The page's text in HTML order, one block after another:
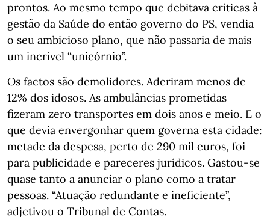
prontos. Ao mesmo tempo que debitava críticas à
gestão da Saúde do então governo do PS, vendia
o seu ambicioso plano, que não passaria de mais
um incrível “unicórnio”.
Os factos são demolidores. Aderiram menos de
12% dos idosos. As ambulâncias prometidas
fizeram zero transportes em dois anos e meio. E o
que devia envergonhar quem governa esta cidade:
metade da despesa, perto de 290 mil euros, foi
para publicidade e pareceres jurídicos. Gastou-se
quase tanto a anunciar o plano como a tratar
pessoas. “Atuação redundante e ineficiente”,
adjetivou o Tribunal de Contas.